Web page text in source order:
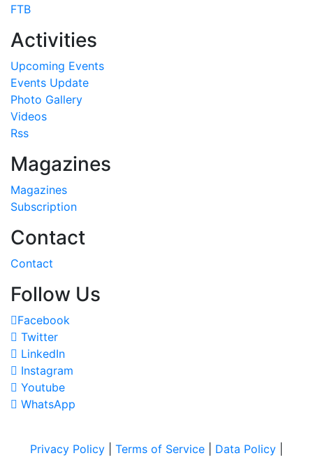
FTB
Activities
Upcoming Events
Events Update
Photo Gallery
Videos
Rss
Magazines
Magazines
Subscription
Contact
Contact
Follow Us
Facebook
Twitter
LinkedIn
Instagram
Youtube
WhatsApp
Privacy Policy Terms of Service Data Policy